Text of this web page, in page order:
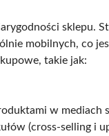
sklepu.
mobilnych, co
takie jak:
w mediach
(cross-selling i